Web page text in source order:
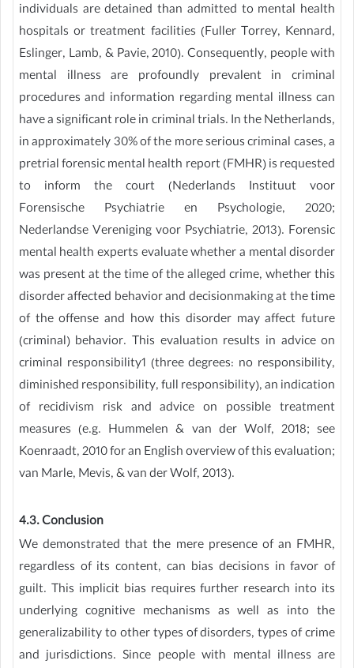
individuals are detained than admitted to mental health
hospitals or treatment facilities (Fuller Torrey, Kennard,
Eslinger, Lamb, & Pavie, 2010). Consequently, people with
mental illness are profoundly prevalent in criminal
procedures and information regarding mental illness can
have a significant role in criminal trials. In the Netherlands,
in approximately 30% of the more serious criminal cases, a
pretrial forensic mental health report (FMHR) is requested
to inform the court (Nederlands Instituut voor
Forensische Psychiatrie en Psychologie, 2020;
Nederlandse Vereniging voor Psychiatrie, 2013). Forensic
mental health experts evaluate whether a mental disorder
was present at the time of the alleged crime, whether this
disorder affected behavior and decisionmaking at the time
of the offense and how this disorder may affect future
(criminal) behavior. This evaluation results in advice on
criminal responsibility1 (three degrees: no responsibility,
diminished responsibility, full responsibility), an indication
of recidivism risk and advice on possible treatment
measures (e.g. Hummelen & van der Wolf, 2018; see
Koenraadt, 2010 for an English overview of this evaluation;
van Marle, Mevis, & van der Wolf, 2013).
4.3. Conclusion
We demonstrated that the mere presence of an FMHR,
regardless of its content, can bias decisions in favor of
guilt. This implicit bias requires further research into its
underlying cognitive mechanisms as well as into the
generalizability to other types of disorders, types of crime
and jurisdictions. Since people with mental illness are